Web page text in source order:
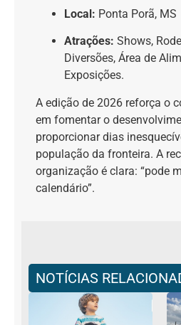
Local: Ponta Porã, MS
Atrações: Shows,
Diversões, Área de
Exposições.
A edição de 2026 reforça o
em fomentar o
proporcionar dias
população da fronteira. A
organização é clara: “pode
calendário”.
NOTÍCIAS